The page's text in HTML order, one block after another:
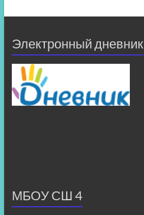
Электронный дневник
МБОУ СШ 4